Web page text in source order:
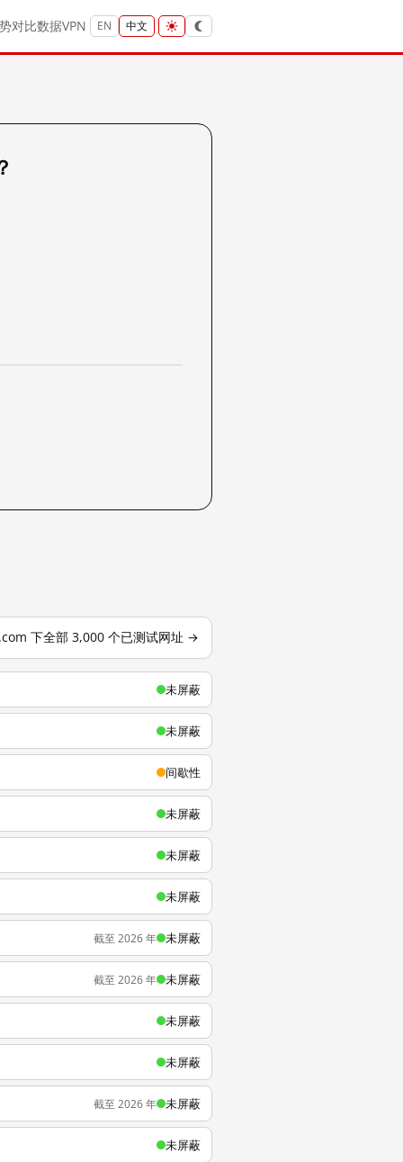
对比数据VPN EN 中文
下全部 3,000 个已测试网址 →
未屏蔽
未屏蔽
间歇性
未屏蔽
未屏蔽
未屏蔽
截至 2026 年 未屏蔽
截至 2026 年 未屏蔽
未屏蔽
未屏蔽
截至 2026 年 未屏蔽
未屏蔽